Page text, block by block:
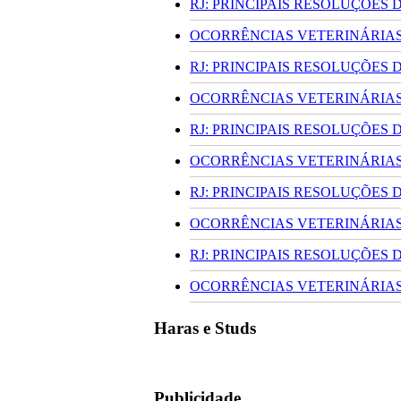
RJ: PRINCIPAIS
OCORRÊNCIAS
RJ: PRINCIPAIS
OCORRÊNCIAS
RJ: PRINCIPAIS
OCORRÊNCIAS
RJ: PRINCIPAIS
OCORRÊNCIAS
RJ: PRINCIPAIS
OCORRÊNCIAS
Haras e Studs